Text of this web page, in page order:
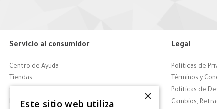
Servicio al consumidor
Centro de Ayuda
Tiendas
Retiro en tienda
Legal
Políticas de
Términos y
Políticas de
Cambios,
×
Este sitio web utiliza